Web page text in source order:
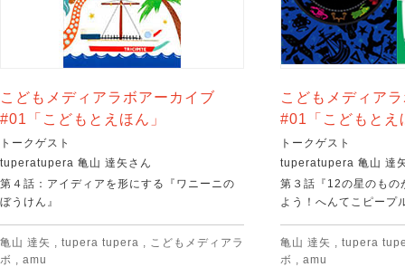
こどもメディアラボアーカイブ
#01「こどもとえほん」
トークゲスト
tuperatupera 亀山 達矢さん
第４話：アイディアを形にする『ワニーニの
ぼうけん』
亀山 達矢 , tupera tupera , こどもメディアラ
ボ , amu
こどもメディア
#01「こどもとえ
トークゲスト
tuperatupera 亀山 達
第３話『12の星のもの
よう！へんてこピープ
亀山 達矢 , tupera
ボ , amu